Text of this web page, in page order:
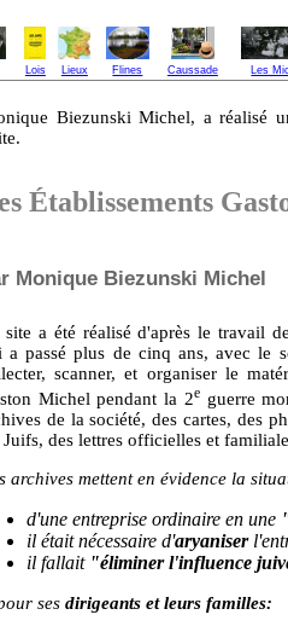
Lois Lieux Flines Caussade Les
Biezunski Michel, a réalisé
Établissements
Monique Biezunski Michel
site a été réalisé d'après le travail
a passé plus de cinq ans, avec le
scanner, et organiser le
Michel pendant la 2eguerre
de la société, des cartes, des
Juifs, des lettres officielles et
archives mettent en évidence la
d'une entreprise ordinaire en une
il était nécessaire d'aryaniser
il fallait "éliminer l'influence
ses dirigeants et leurs familles: